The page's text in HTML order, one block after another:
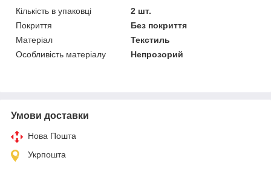
Кількість в упаковці
2 шт.
Покриття
Без покриття
Матеріал
Текстиль
Особливість матеріалу
Непрозорий
Умови доставки
Нова Пошта
Укрпошта